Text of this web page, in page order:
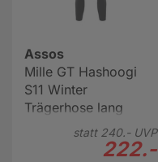
Assos
Mille GT Hashoogi
S11 Winter
Trägerhose lang
statt 240.-UVP
222.-